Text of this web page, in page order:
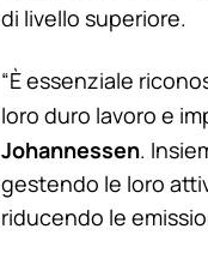
di livello superiore.
“È essenziale
loro duro lavoro e
Johannessen.
gestendo le loro
riducendo le